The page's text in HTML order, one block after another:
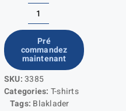
quantité
de
T-
shirt
manches
longues
Pré
commandez
maintenant
SKU:3385
Categories: T-shirts
Tags: Blaklader